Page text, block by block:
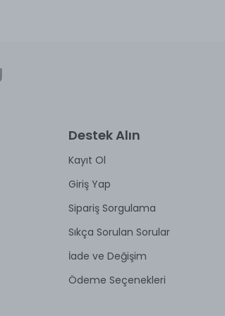
Destek Alın
Kayıt Ol
Giriş Yap
Sipariş Sorgulama
Sıkça Sorulan Sorular
İade ve Değişim
Ödeme Seçenekleri